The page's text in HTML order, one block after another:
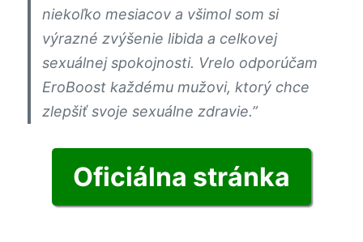
niekoľko mesiacov a všimol som si
výrazné zvýšenie libida a celkovej
sexuálnej spokojnosti. Vrelo odporúčam
EroBoost každému mužovi, ktorý chce
zlepšiť svoje sexuálne zdravie.”
Oficiálna stránka